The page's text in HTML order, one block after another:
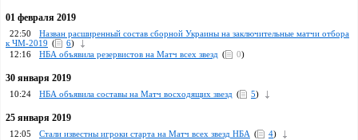
01 февраля 2019
22:50
Назван расширенный состав сборной Украины на заключительные матчи отбора
к ЧМ-2019 ( 6)
12:16
НБА объявила резервистов на Матч всех звезд ( 0)
30 января 2019
10:24 НБА объявила составы на Матч восходящих звезд ( 5)
25 января 2019
12:05 Стали известны игроки старта на Матч всех звезд НБА ( 4)